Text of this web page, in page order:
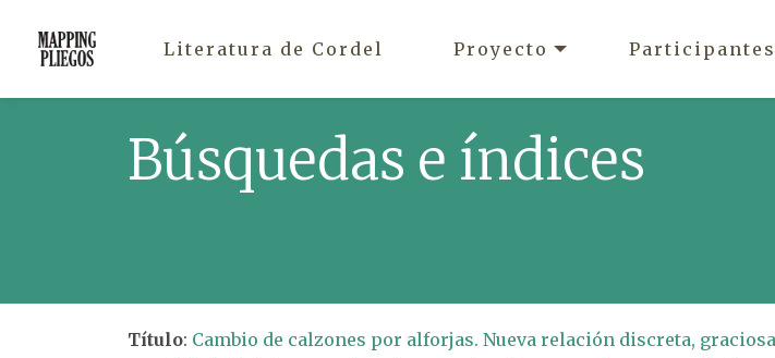
Literatura de Cordel Proyecto Participantes
Búsquedas e índices
Título: Cambio de calzones por alforjas. Nueva relación discreta,